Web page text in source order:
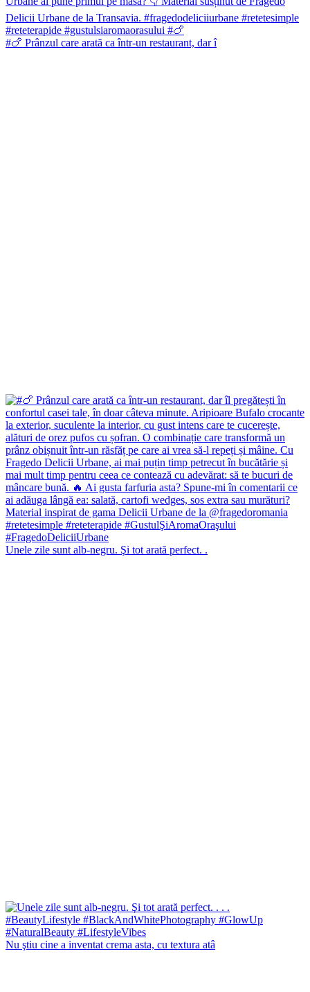
#🍗 Prânzul care arată ca într-un restaurant, dar î
Unele zile sunt alb-negru. Şi tot arată perfect. .
Nu ştiu cine a inventat crema asta, cu textura atâ